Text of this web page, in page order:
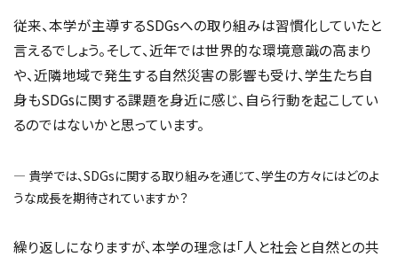
従来、本学が主導するSDGsへの取り組みは習慣化していたと
言えるでしょう。そして、近年では世界的な環境意識の高まり
や、近隣地域で発生する自然災害の影響も受け、学生たち自
身もSDGsに関する課題を身近に感じ、自ら行動を起こしてい
るのではないかと思っています。
― 貴学では、SDGsに関する取り組みを通じて、学生の方々にはどのよ
うな成長を期待されていますか？
繰り返しになりますが、本学の理念は「人と社会と自然との共